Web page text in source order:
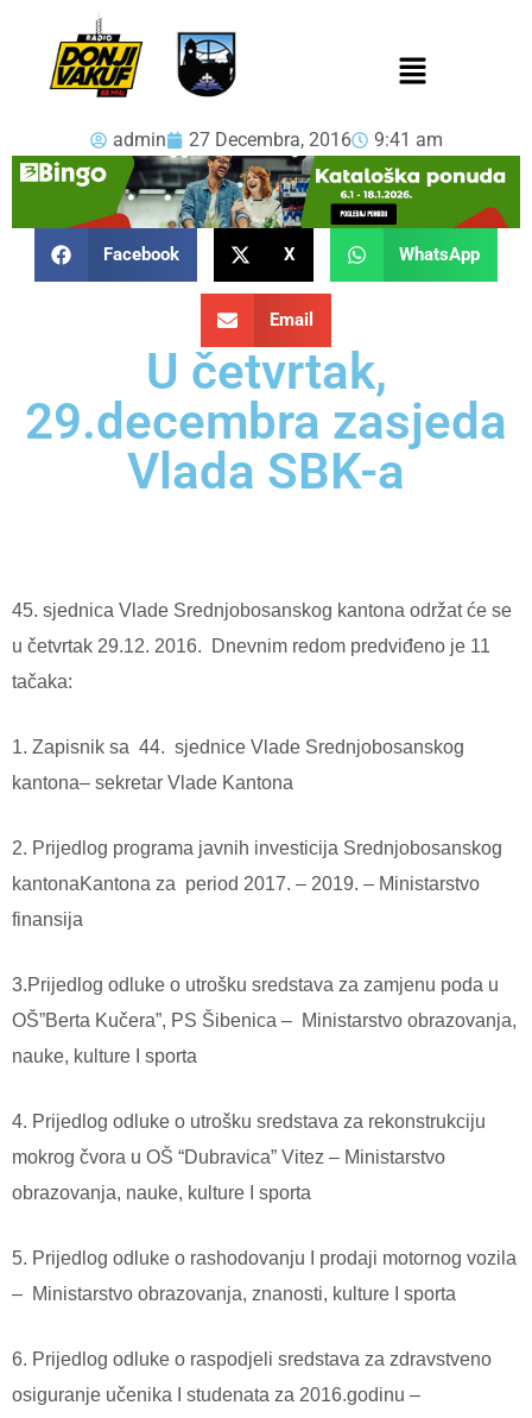
admin 27 Decembra, 2016 9:41 am
Facebook X WhatsApp
Email
U četvrtak,
29.decembra zasjeda
Vlada SBK-a
45. sjednica Vlade Srednjobosanskog kantona održat će se
u četvrtak 29.12. 2016.
Dnevnim redom predviđeno je 11
tačaka:
1. Zapisnik sa 44. sjednice Vlade Srednjobosanskog
kantona– sekretar Vlade Kantona
2. Prijedlog programa javnih investicija Srednjobosanskog
kantonaKantona za period 2017. – 2019. – Ministarstvo
finansija
3.Prijedlog odluke o utrošku sredstava za zamjenu poda u
OŠ”Berta Kučera”, PS Šibenica – Ministarstvo obrazovanja,
nauke, kulture I sporta
4. Prijedlog odluke o utrošku sredstava za rekonstrukciju
mokrog čvora u OŠ “Dubravica” Vitez – Ministarstvo
obrazovanja, nauke, kulture I sporta
5. Prijedlog odluke o rashodovanju I prodaji motornog vozila
– Ministarstvo obrazovanja, znanosti, kulture I sporta
6. Prijedlog odluke o raspodjeli sredstava za zdravstveno
osiguranje učenika I studenata za 2016.godinu –